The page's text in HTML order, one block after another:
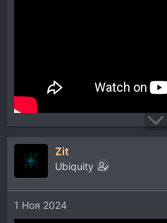
Zit
Ubiquity
1 Ноя 2024